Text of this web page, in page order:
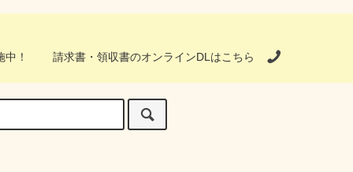
！ 請求書・領収書のオンラインDLはこちら